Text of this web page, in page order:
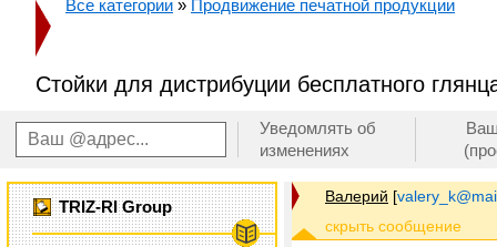
Все категории » Продвижение печатной продукции
Стойки для дистрибуции бесплатного
Уведомлять об
изменениях
TRIZ-RI Group
Валерий [